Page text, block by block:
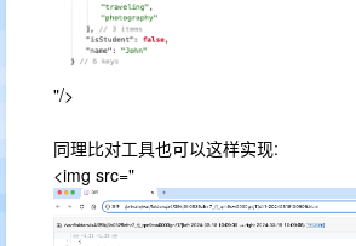
"/>
同理比对工具也可以这样实现:
<img src="